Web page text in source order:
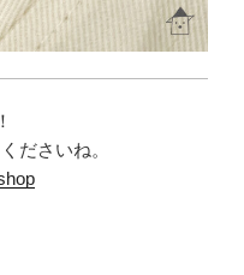
ださいね。